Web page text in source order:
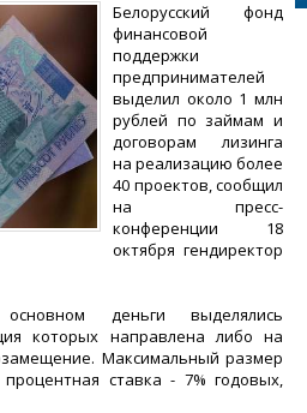
Белорусский фонд
финансовой
поддержки
предпринимателей
выделил около 1 млн
рублей по займам и
договорам лизинга
на реализацию более
40 проектов, сообщил
на пресс-
конференции 18
октября гендиректор
деньги выделялись
которых направлена либо на
Максимальный размер
ставка - 7% годовых,